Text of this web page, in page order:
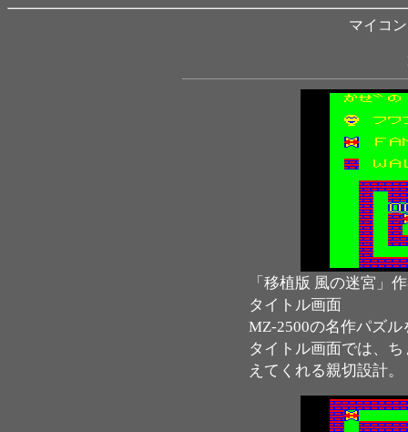
マイコ
「移植版 風の迷宮」
タイトル画面
MZ-2500の名作パズル
タイトル画面では、
えてくれる親切設計。